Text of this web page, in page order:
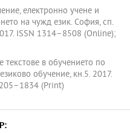
електронно учене и
на чужд език. София, сп.
ISSN 1314–8508 (Online);
в обучението по
обучение, кн.5. 2017.
(Print)